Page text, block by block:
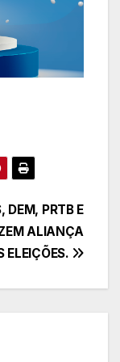
DEM, PRTB E
ALIANÇA
ELEIÇÕES.